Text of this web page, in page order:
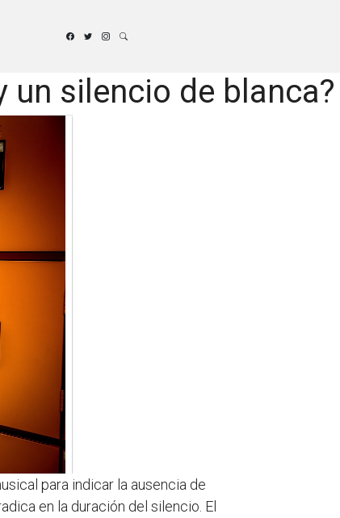
un silencio de blanca?
para indicar la ausencia de
en la duración del silencio. El